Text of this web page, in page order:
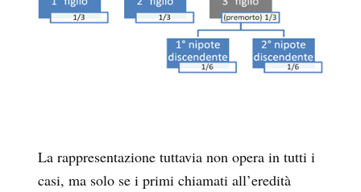
La rappresentazione tuttavia non opera in tutti i
casi, ma solo se i primi chiamati all’eredità